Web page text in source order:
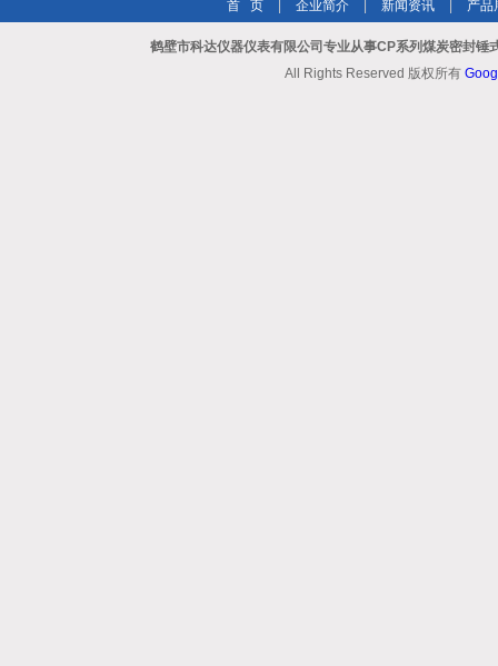
首 页 企业简介 新闻资讯 产品
鹤壁市科达仪器仪表有限公司专业从事CP系列煤炭密封
All Rights Reserved 版权所有